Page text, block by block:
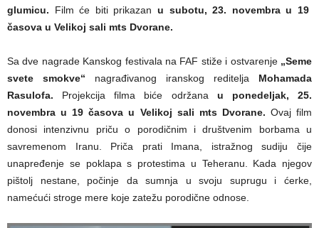
glumicu. Film će biti prikazan u subotu, 23. novembra u 19
časova u Velikoj sali mts Dvorane.
Sa dve nagrade Kanskog festivala na FAF stiže i ostvarenje „Seme
svete smokve“ nagrađivanog iranskog reditelja Mohamada
Rasulofa. Projekcija filma biće održana u ponedeljak, 25.
novembra u 19 časova u Velikoj sali mts Dvorane. Ovaj film
donosi intenzivnu priču o porodičnim i društvenim borbama u
savremenom Iranu. Priča prati Imana, istražnog sudiju čije
unapređenje se poklapa s protestima u Teheranu. Kada njegov
pištolj nestane, počinje da sumnja u svoju suprugu i ćerke,
namećući stroge mere koje zatežu porodične odnose.